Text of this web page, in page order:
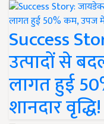
Success
उत्पादों से
लागत हुई
शानदार वृद्धि!